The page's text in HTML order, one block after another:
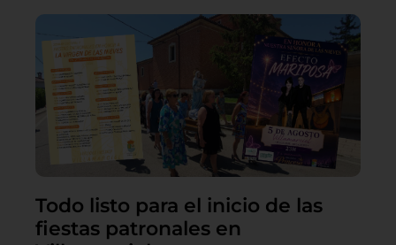
Todo listo para el inicio de las
fiestas patronales en